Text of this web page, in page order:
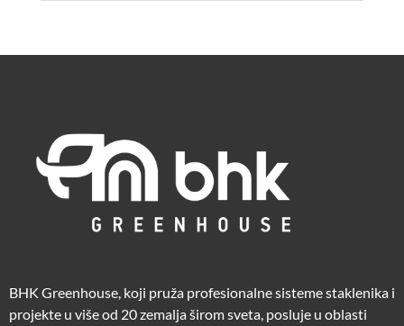
BHK Greenhouse, koji pruža profesionalne sisteme staklenika i
projekte u više od 20 zemalja širom sveta, posluje u oblasti